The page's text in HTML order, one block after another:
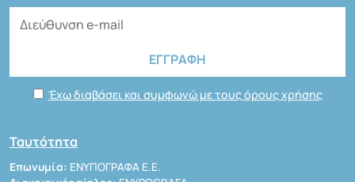
Έχω διαβάσει και συμφωνώ με τους όρους χρήσης
Ταυτότητα
Επωνυμία: ΕΝΥΠΟΓΡΑΦΑ Ε.Ε.